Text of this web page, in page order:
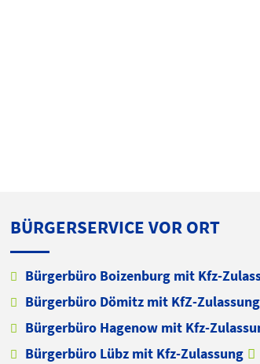
BÜRGERSERVICE VOR ORT
Bürgerbüro Boizenburg mit Kfz-
Bürgerbüro Dömitz mit KfZ-Zulassung
Bürgerbüro Hagenow mit Kfz-
Bürgerbüro Lübz mit Kfz-Zulassung